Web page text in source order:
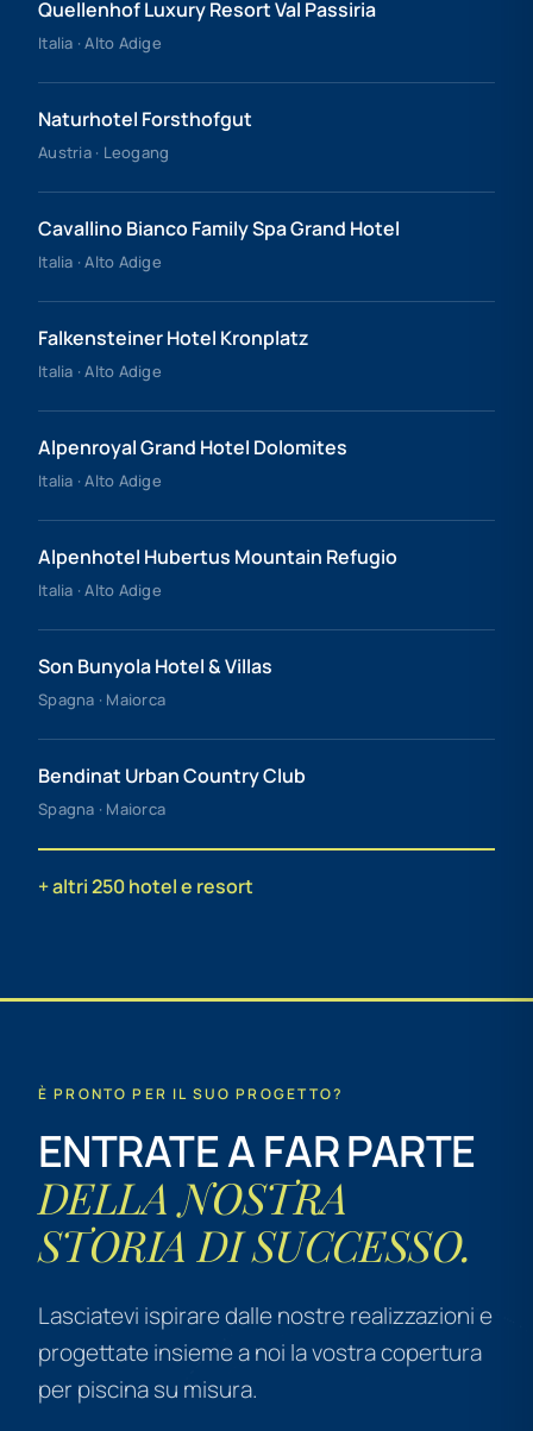
Quellenhof Luxury Resort Val Passiria
Italia · Alto Adige
Naturhotel Forsthofgut
Austria · Leogang
Cavallino Bianco Family Spa Grand Hotel
Italia · Alto Adige
Falkensteiner Hotel Kronplatz
Italia · Alto Adige
Alpenroyal Grand Hotel Dolomites
Italia · Alto Adige
Alpenhotel Hubertus Mountain Refugio
Italia · Alto Adige
Son Bunyola Hotel & Villas
Spagna · Maiorca
Bendinat Urban Country Club
Spagna · Maiorca
+ altri 250 hotel e resort
È PRONTO PER IL SUO PROGETTO?
ENTRATE A FAR PARTE
DELLA NOSTRA
STORIA DI SUCCESSO.
Lasciatevi ispirare dalle nostre realizzazioni e
progettate insieme a noi la vostra copertura
per piscina su misura.